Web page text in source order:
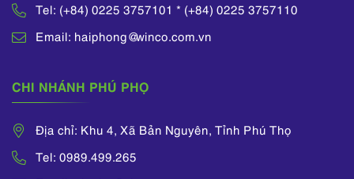
Tel: (+84) 0225 3757101 * (+84) 0225 3757110
Email: haiphong@winco.com.vn
CHI NHÁNH PHÚ PHỌ
Địa chỉ: Khu 4, Xã Bản Nguyên, Tỉnh Phú Thọ
Tel: 0989.499.265